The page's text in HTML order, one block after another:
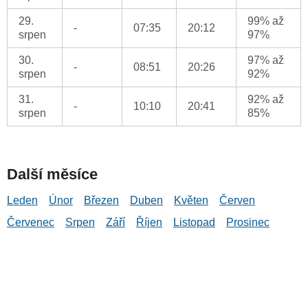
29.
srpen
- 07:35 20:12
99% až
97%
30.
srpen
- 08:51 20:26
97% až
92%
31.
srpen
- 10:10 20:41
92% až
85%
Další měsíce
Leden Únor Březen Duben Květen
Červen
Červenec
Srpen Září Říjen Listopad Prosinec